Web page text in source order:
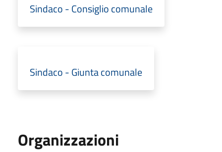
Sindaco - Consiglio comunale
Sindaco - Giunta comunale
Organizzazioni